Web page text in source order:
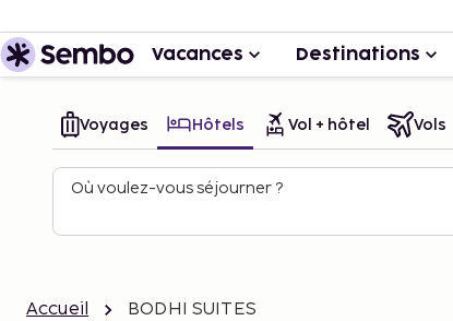
Vacances Destinations
Voyages Hôtels Vol + hôtel Vols
Où voulez-vous séjourner ?
Accueil BODHI SUITES